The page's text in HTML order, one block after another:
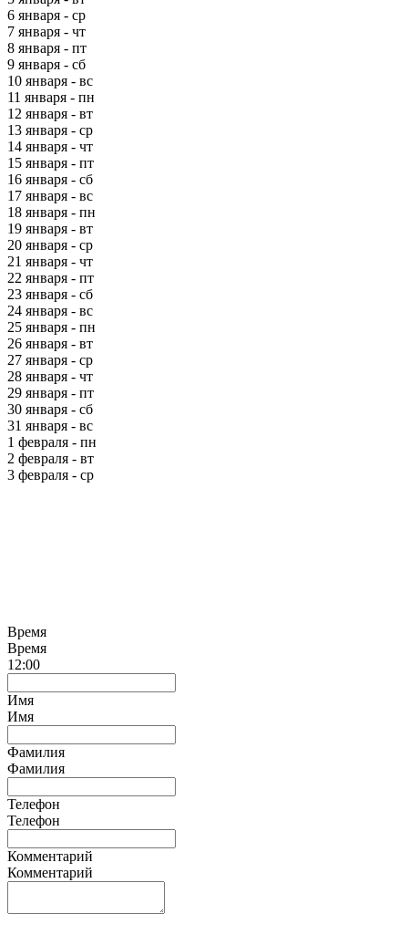
6 января - ср
7 января - чт
8 января - пт
9 января - сб
10 января - вс
11 января - пн
12 января - вт
13 января - ср
14 января - чт
15 января - пт
16 января - сб
17 января - вс
18 января - пн
19 января - вт
20 января - ср
21 января - чт
22 января - пт
23 января - сб
24 января - вс
25 января - пн
26 января - вт
27 января - ср
28 января - чт
29 января - пт
30 января - сб
31 января - вс
1 февраля - пн
2 февраля - вт
3 февраля - ср
Время
Время
12:00
Имя
Имя
Фамилия
Фамилия
Телефон
Телефон
Комментарий
Комментарий